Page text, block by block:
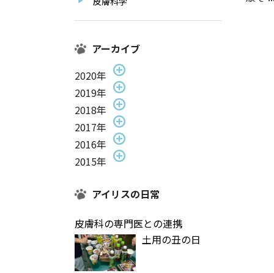
アーカイブ
2020年
2019年
2018年
2017年
2016年
2015年
アイリスの日常
皮膚科の専門医との連携
土用の丑の日